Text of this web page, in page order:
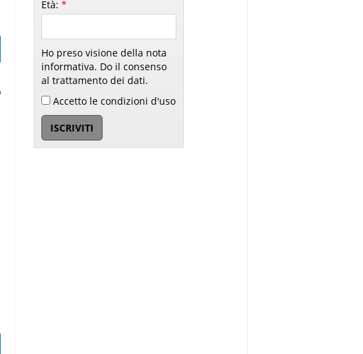
Età: *
Ho preso visione della nota
informativa. Do il consenso
al trattamento dei dati.
Accetto le condizioni d'uso